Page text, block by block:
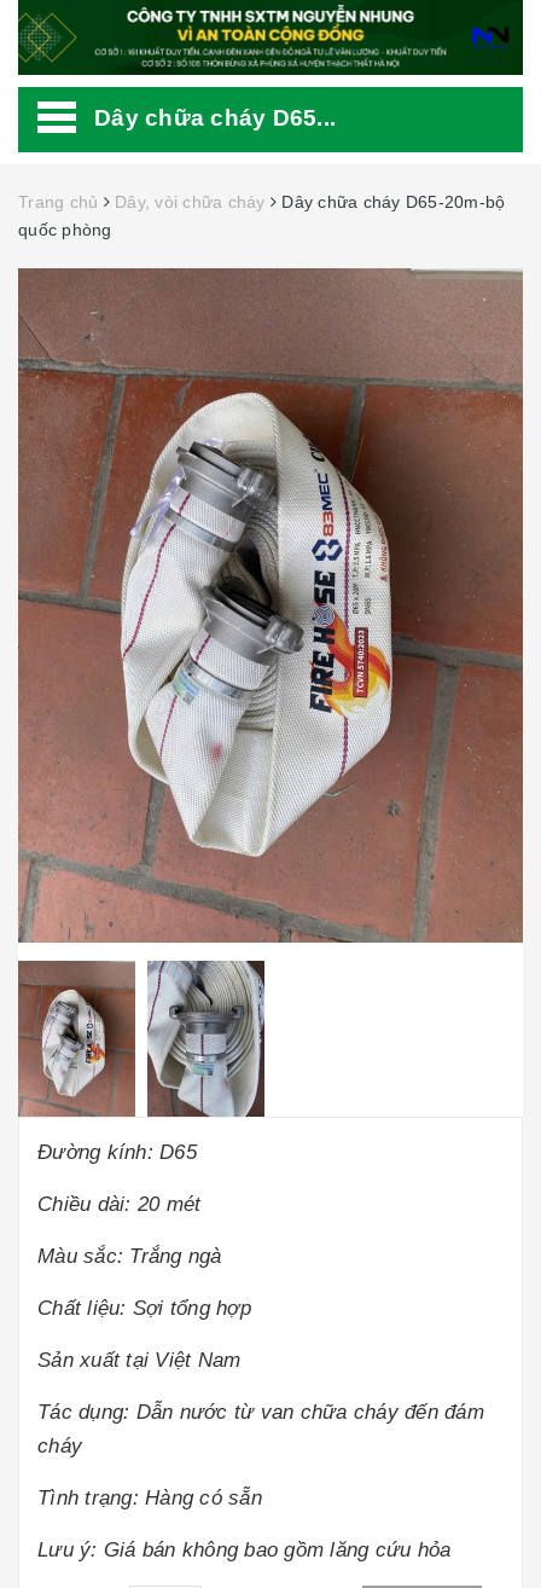
Dây chữa cháy D65...
Trang chủ Dây, vòi chữa cháy
Dây chữa cháy D65-20m-bộ
quốc phòng
Đường kính: D65
Chiều dài: 20 mét
Màu sắc: Trắng ngà
Chất liệu: Sợi tổng hợp
Sản xuất tại Việt Nam
Tác dụng: Dẫn nước từ van chữa cháy đến đám
cháy
Tình trạng: Hàng có sẵn
Lưu ý: Giá bán không bao gồm lăng cứu hỏa